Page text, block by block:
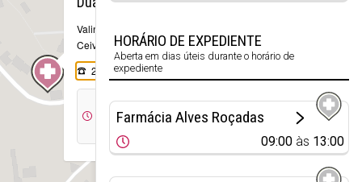
Valinha
Ceivães
251 534 280
08:30
13:30
15:00
às
18:00
HORÁRIO DE EXPEDIENTE
Aberta em dias úteis durante o horário de
expediente
Farmácia Alves Roçadas
09:00 às 13:00